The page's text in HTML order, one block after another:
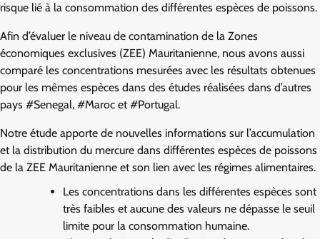
risque lié à la consommation des différentes espèces de poissons.
Afin d’évaluer le niveau de contamination de la Zones
économiques exclusives (ZEE) Mauritanienne, nous avons aussi
comparé les concentrations mesurées avec les résultats obtenues
pour les mêmes espèces dans des études réalisées dans d’autres
pays #Senegal, #Maroc et #Portugal.
Notre étude apporte de nouvelles informations sur l’accumulation
et la distribution du mercure dans différentes espèces de poissons
de la ZEE Mauritanienne et son lien avec les régimes alimentaires.
Les concentrations dans les différentes espèces sont
très faibles et aucune des valeurs ne dépasse le seuil
limite pour la consommation humaine.